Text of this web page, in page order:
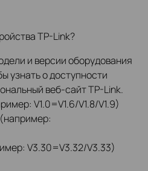
TP-Link?
и версии оборудования
узнать о доступности
веб-сайт TP-Link.
V1.0=V1.6/V1.8/V1.9)
V3.30=V3.32/V3.33)